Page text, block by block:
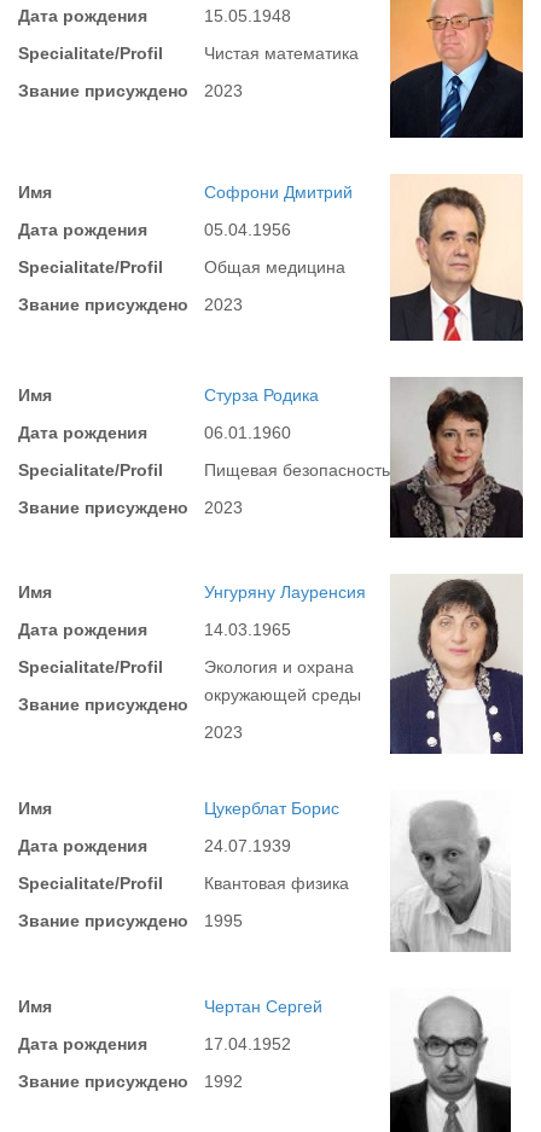
Дата рождения
Specialitate/Profil
Звание присуждено
15.05.1948
Чистая математика
2023
Имя
Дата рождения
Specialitate/Profil
Звание присуждено
Софрони Дмитрий
05.04.1956
Общая медицина
2023
Имя
Дата рождения
Specialitate/Profil
Звание присуждено
Стурза Родика
06.01.1960
Пищевая безопасность
2023
Имя
Дата рождения
Specialitate/Profil
Звание присуждено
Унгуряну Лауренсия
14.03.1965
Экология и охрана
окружающей среды
2023
Имя
Дата рождения
Specialitate/Profil
Звание присуждено
Цукерблат Борис
24.07.1939
Квантовая физика
1995
Имя
Дата рождения
Звание присуждено
Чертан Сергей
17.04.1952
1992